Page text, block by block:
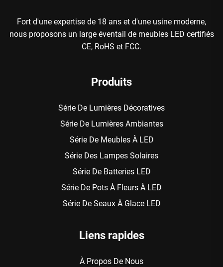
Fort d'une expertise de 18 ans et d'une usine moderne,
nous proposons un large éventail de meubles LED certifiés
CE, RoHS et FCC.
Produits
Série De Lumières Décoratives
Série De Lumières Ambiantes
Série De Meubles À LED
Série Des Lampes Solaires
Série De Batteries LED
Série De Pots À Fleurs À LED
Série De Seaux À Glace LED
Liens rapides
À Propos De Nous